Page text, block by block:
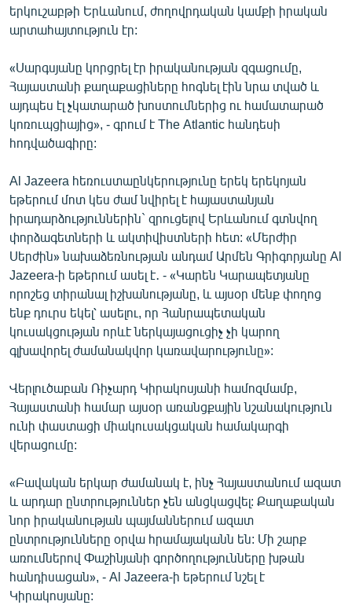
երկուշաբթի Երևանում, ժողովրդական կամքի իրական
արտահայտություն էր:
«Սարգսյանը կորցրել էր իրականության զգացումը,
Հայաստանի քաղաքացիները հոգնել էին նրա տված և
այդպես էլ չկատարած խոստումներից ու համատարած
կոռուպցիայից», - գրում է The Atlantic հանդեսի
հոդվածագիրը:
Al Jazeera հեռուստաընկերությունը երեկ երեկոյան
եթերում մոտ կես ժամ նվիրել է հայաստանյան
իրադարձություններին` զրուցելով Երևանում գտնվող
փորձագետների և ակտիվիստների հետ: «Մերժիր
Սերժին» նախաձեռնության անդամ Արմեն Գրիգորյանը Al
Jazeera-ի եթերում ասել է․ - «Կարեն Կարապետյանը
որոշեց տիրանալ իշխանությանը, և այսօր մենք փողոց
ենք դուրս եկել՝ ասելու, որ Հանրապետական
կուսակցության որևէ ներկայացուցիչ չի կարող
գլխավորել ժամանակվոր կառավարությունը»:
Վերլուծաբան Ռիչարդ Կիրակոսյանի համոզմամբ,
Հայաստանի համար այսօր առանցքային նշանակություն
ունի փաստացի միակուսակցական համակարգի
վերացումը:
«Բավական երկար ժամանակ է, ինչ Հայաստանում ազատ
և արդար ընտրություններ չեն անցկացվել: Քաղաքական
նոր իրականության պայմաններում ազատ
ընտրությունները օրվա հրամայականն են: Մի շարք
առումներով Փաշինյանի գործողությունները խթան
հանդիսացան», - Al Jazeera-ի եթերում նշել է
Կիրակոսյանը: